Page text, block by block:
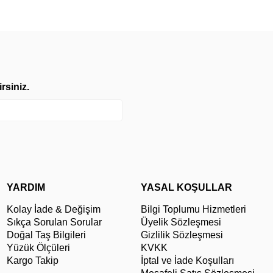
YARDIM
Kolay İade & Değişim
Sıkça Sorulan Sorular
Doğal Taş Bilgileri
Yüzük Ölçüleri
Kargo Takip
YASAL KOŞULLAR
Bilgi Toplumu Hizmetleri
Üyelik Sözleşmesi
Gizlilik Sözleşmesi
KVKK
İptal ve İade Koşulları